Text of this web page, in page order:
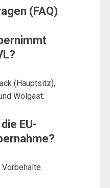
(FAQ)
(Hauptsitz),
Wolgast.
EU-